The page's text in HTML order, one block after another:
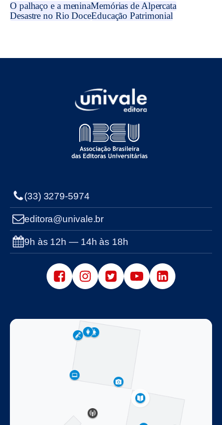
O palhaço e a meninaMemórias de Alpercata
Desastre no Rio DoceEducação Patrimonial
(33) 3279-5974
editora@univale.br
9h às 12h — 14h às 18h